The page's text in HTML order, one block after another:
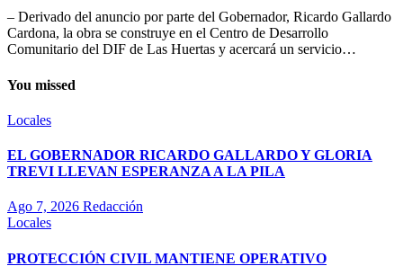
– Derivado del anuncio por parte del Gobernador, Ricardo Gallardo
Cardona, la obra se construye en el Centro de Desarrollo
Comunitario del DIF de Las Huertas y acercará un servicio…
You missed
Locales
EL GOBERNADOR RICARDO GALLARDO Y GLORIA
TREVI LLEVAN ESPERANZA A LA PILA
Ago 7, 2026 Redacción
Locales
PROTECCIÓN CIVIL MANTIENE OPERATIVO